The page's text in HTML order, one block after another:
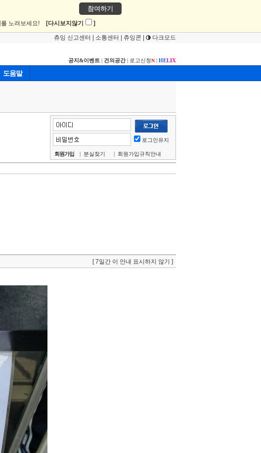
참여하기
를 노려보세요! [다시보지않기 ]
츄잉 신고센터 소통센터 츄잉콘 다크모드
공지&이벤트 | 건의공간| 로고신청N | HELIX
도움말
로그인유지
회원가입 | 분실찾기 | 회원가입규칙안내
[ 7일간 이 안내 표시하지 않기 ]